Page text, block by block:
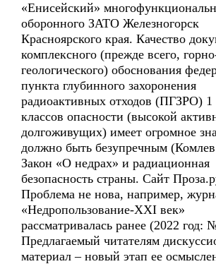
«Енисейский»
оборонного ЗАТО Железногорск
Красноярского края. Качество
комплексного (прежде всего,
геологического) обоснования
пункта глубинного захоронения
радиоактивных отходов (ПГЗРО) 1
классов опасности (высокой
долгоживущих) имеет огромное
должно быть безупречным
Закон «О недрах» и радиационная
безопасность страны. Сайт
Проблема не нова, например,
«Недропользование-XXI век»
рассматривалась ранее (2022
Предлагаемый читателям
материал – новый этап ее